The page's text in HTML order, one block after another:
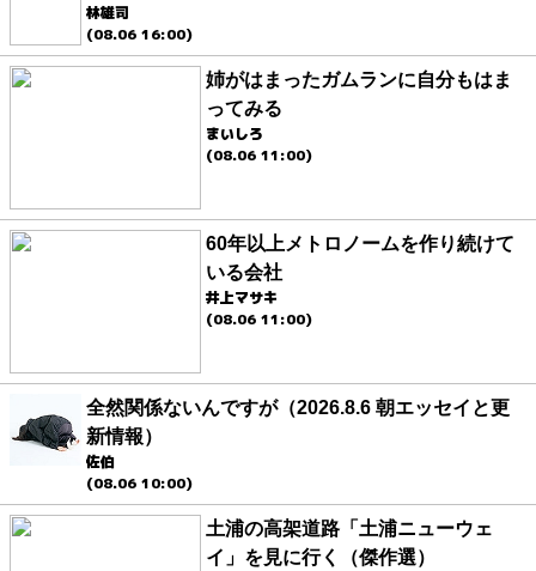
林雄司
(08.06 16:00)
姉がはまったガムランに自分もはま
ってみる
まいしろ
(08.06 11:00)
60年以上メトロノームを作り続けて
いる会社
井上マサキ
(08.06 11:00)
全然関係ないんですが（2026.8.6 朝エッセイと更
新情報）
佐伯
(08.06 10:00)
土浦の高架道路「土浦ニューウェ
イ」を見に行く（傑作選）